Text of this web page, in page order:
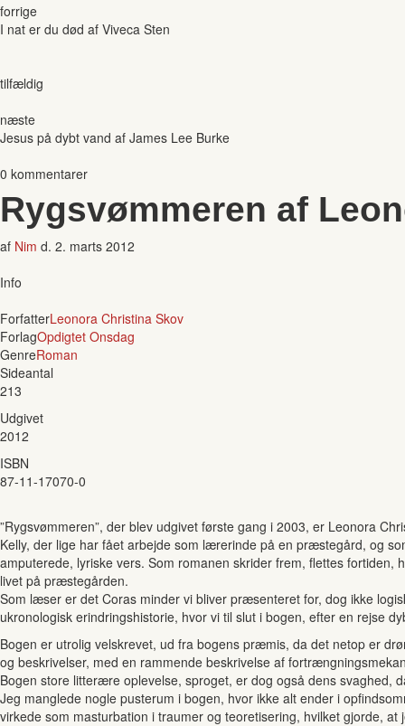
forrige
I nat er du død af Viveca Sten
tilfældig
næste
Jesus på dybt vand af James Lee Burke
0 kommentarer
Rygsvømmeren af
af Nim d. 2. marts 2012
Info
ForfatterLeonora Christina Skov
ForlagOpdigtet Onsdag
GenreRoman
Sideantal
213
Udgivet
2012
ISBN
87-11-17070-0
”Rygsvømmeren”, der blev udgivet første gang i 2003, er Leonora
Kelly, der lige har fået arbejde som lærerinde på en præstegård, og
amputerede, lyriske vers. Som romanen skrider frem, flettes
livet på præstegården.
Som læser er det Coras minder vi bliver præsenteret for, dog ikke
ukronologisk erindringshistorie, hvor vi til slut i bogen, efter en rejse
Bogen er utrolig velskrevet, ud fra bogens præmis, da det netop er
og beskrivelser, med en rammende beskrivelse af
Bogen store litterære oplevelse, sproget, er dog også dens svaghed,
Jeg manglede nogle pusterum i bogen, hvor ikke alt ender i
virkede som masturbation i traumer og teoretisering, hvilket gjorde,